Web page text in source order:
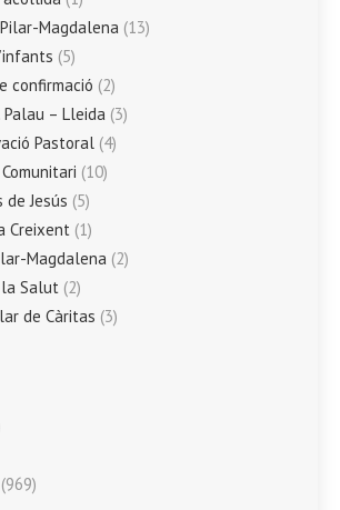
Magdalena (13)
(5)
confirmació (2)
Palau – Lleida (3)
Pastoral (4)
(10)
de Jesús (5)
Creixent (1)
Magdalena (2)
Salut (2)
de Càritas (3)
(969)